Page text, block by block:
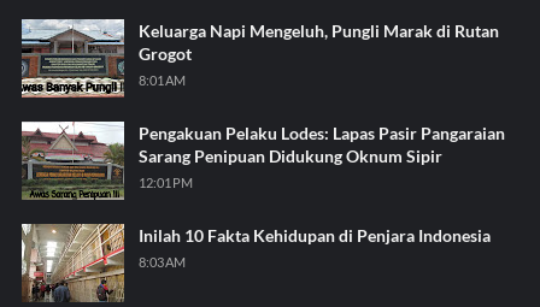
Keluarga Napi Mengeluh, Pungli Marak di Rutan
Grogot
8:01 AM
Pengakuan Pelaku Lodes: Lapas Pasir Pangaraian
Sarang Penipuan Didukung Oknum Sipir
12:01 PM
Inilah 10 Fakta Kehidupan di Penjara Indonesia
8:03 AM